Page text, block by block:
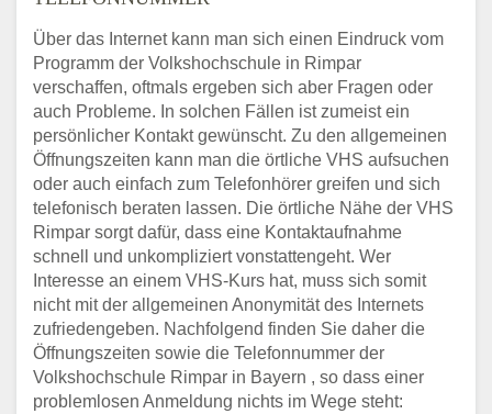
Über das Internet kann man sich einen Eindruck vom
Programm der Volkshochschule in Rimpar
verschaffen, oftmals ergeben sich aber Fragen oder
auch Probleme. In solchen Fällen ist zumeist ein
persönlicher Kontakt gewünscht. Zu den allgemeinen
Öffnungszeiten kann man die örtliche VHS aufsuchen
oder auch einfach zum Telefonhörer greifen und sich
telefonisch beraten lassen. Die örtliche Nähe der VHS
Rimpar sorgt dafür, dass eine Kontaktaufnahme
schnell und unkompliziert vonstattengeht. Wer
Interesse an einem VHS-Kurs hat, muss sich somit
nicht mit der allgemeinen Anonymität des Internets
zufriedengeben. Nachfolgend finden Sie daher die
Öffnungszeiten sowie die Telefonnummer der
Volkshochschule Rimpar in Bayern , so dass einer
problemlosen Anmeldung nichts im Wege steht: